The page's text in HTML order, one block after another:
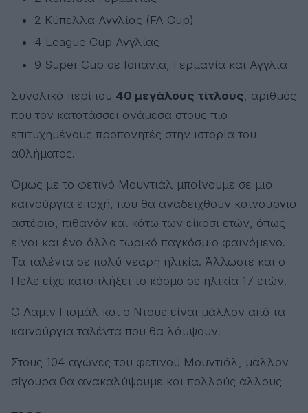
2 Κύπελλα Αγγλίας (FA Cup)
4 League Cup Αγγλίας
9 Super Cup σε Ισπανία, Γερμανία και Αγγλία
Συνολικά περίπου 40 μεγάλους τίτλους , αριθμός
που τον κατατάσσει ανάμεσα στους πιο
επιτυχημένους προπονητές στην ιστορία του
αθλήματος.
Όμως με το φετινό Μουντιάλ μπαίνουμε σε μια
καινούργια εποχή, που θα αναδειχθούν καινούργια
αστέρια, πιθανόν και κάτω των είκοσι ετών, όπως
είναι και ένα άλλο τωρικό παγκόσμιο φαινόμενο.
Τα ταλέντα σε πολύ νεαρή ηλικία. Άλλωστε και ο
Πελέ είχε καταπλήξει το κόσμο σε ηλικία 17 ετών.
Ο Λαμίν Γιαμάλ και ο Ντουέ είναι μάλλον από τα
καινούργια ταλέντα που θα λάμψουν.
Στους 104 αγώνες του φετινού Μουντιάλ, μάλλον
σίγουρα θα ανακαλύψουμε και πολλούς άλλους